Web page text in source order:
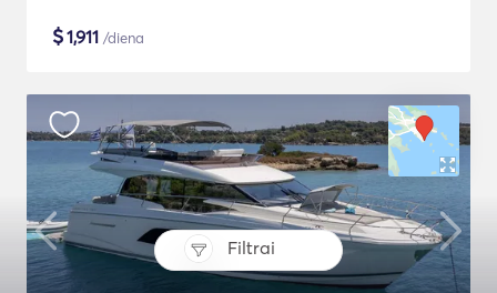
Filtrai
$1,911 /diena